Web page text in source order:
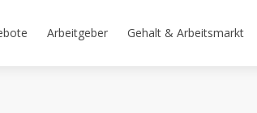
Arbeitgeber Gehalt & Arbeitsmarkt